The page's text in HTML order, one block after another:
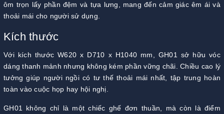
ôm trọn lấy phần đệm và tựa lưng, mang đến cảm giác êm ái và
thoải mái cho người sử dụng.
Kích thước
Với kích thước W620 x D710 x H1040 mm, GH01 sở hữu vóc
dáng thanh mảnh nhưng không kém phần vững chãi. Chiều cao lý
tưởng giúp người ngồi có tư thế thoải mái nhất, tập trung hoàn
toàn vào cuộc họp hay hội nghị.
GH01 không chỉ là một chiếc ghế đơn thuần, mà còn là điểm